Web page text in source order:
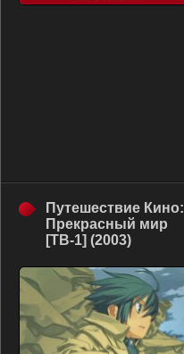
Путешествие Кино:
Прекрасный мир
[ТВ-1] (2003)